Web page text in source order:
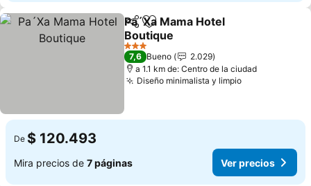
CompartirAgregar a favoritos
Pa´Xa Mama Hotel
Boutique
Ver precios
3 Estrellas
7,6 Bueno
2.029
a 1.1 km de: Centro de la ciudad
Diseño minimalista y limpioVer precios
De $ 120.493
Mira precios de 7 páginas Ver precios